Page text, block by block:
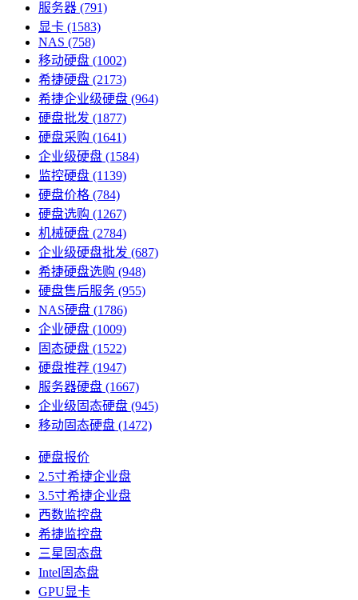
服务器 (791)
显卡 (1583)
NAS (758)
移动硬盘 (1002)
希捷硬盘 (2173)
希捷企业级硬盘 (964)
硬盘批发 (1877)
硬盘采购 (1641)
企业级硬盘 (1584)
监控硬盘 (1139)
硬盘价格 (784)
硬盘选购 (1267)
机械硬盘 (2784)
企业级硬盘批发 (687)
希捷硬盘选购 (948)
硬盘售后服务 (955)
NAS硬盘 (1786)
企业硬盘 (1009)
固态硬盘 (1522)
硬盘推荐 (1947)
服务器硬盘 (1667)
企业级固态硬盘 (945)
移动固态硬盘 (1472)
硬盘报价
2.5寸希捷企业盘
3.5寸希捷企业盘
西数监控盘
希捷监控盘
三星固态盘
Intel固态盘
GPU显卡